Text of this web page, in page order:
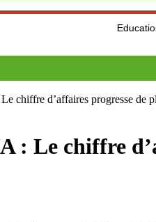
Education nationale :
chiffre d’affaires progresse de
: Le chiffre